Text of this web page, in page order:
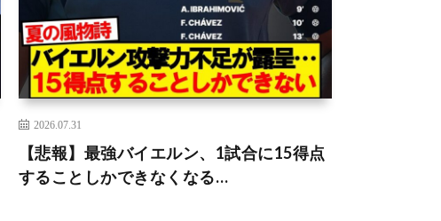
2026.07.31
【悲報】最強バイエルン、1試合に15得点
することしかできなくなる…